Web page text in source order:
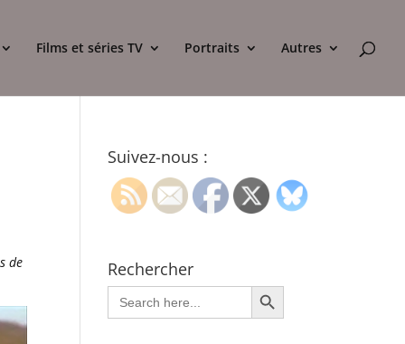
Films et séries TV Portraits Autres
de
Suivez-nous :
Rechercher
Search
for:
Search Button